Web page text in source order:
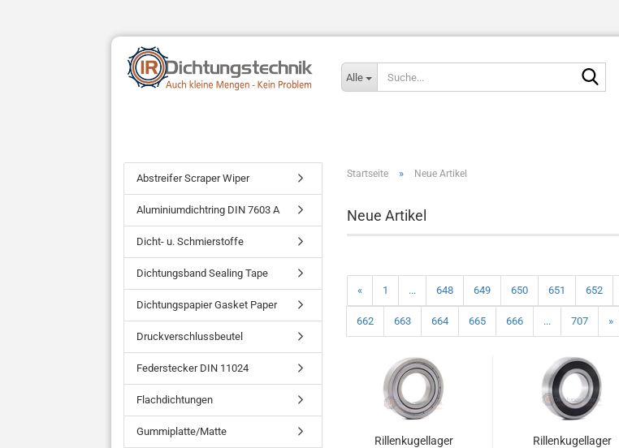
Alle
Startseite » Neue Artikel
Neue Artikel
« 1 ... 648 649 650 651 652
662 663 664 665 666 ... 707 »
Rillenkugellager
Rillenkugellager
Abstreifer Scraper Wiper
Aluminiumdichtring DIN 7603 A
Dicht- u. Schmierstoffe
Dichtungsband Sealing Tape
Dichtungspapier Gasket Paper
Druckverschlussbeutel
Federstecker DIN 11024
Flachdichtungen
Gummiplatte/Matte